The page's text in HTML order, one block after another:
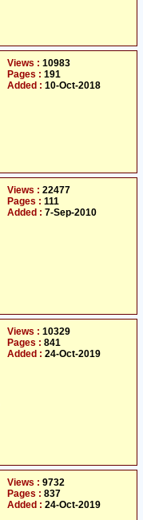
Views : 10983
Pages : 191
Added : 10-Oct-2018
Views : 22477
Pages : 111
Added : 7-Sep-2010
Views : 10329
Pages : 841
Added : 24-Oct-2019
Views : 9732
Pages : 837
Added : 24-Oct-2019